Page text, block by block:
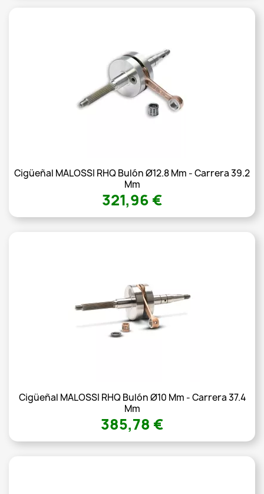
Cigüeñal MALOSSI RHQ Bulón Ø12.8 Mm - Carrera 39.2
Mm
321,96 €
Cigüeñal MALOSSI RHQ Bulón Ø10 Mm - Carrera 37.4
Mm
385,78 €